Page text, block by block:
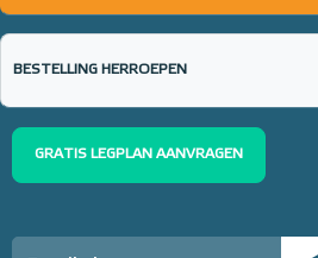
BESTELLING HERROEPEN
GRATIS LEGPLAN AANVRAGEN